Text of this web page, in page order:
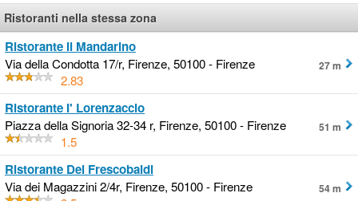
Ristoranti nella stessa zona
Ristorante Il Mandarino
Via della Condotta 17/r, Firenze, 50100 - Firenze
2.83
27 m
Ristorante I' Lorenzaccio
Piazza della Signoria 32-34 r, Firenze, 50100 - Firenze
1.5
51 m
Ristorante Dei Frescobaldi
Via dei Magazzini 2/4r, Firenze, 50100 - Firenze
54 m